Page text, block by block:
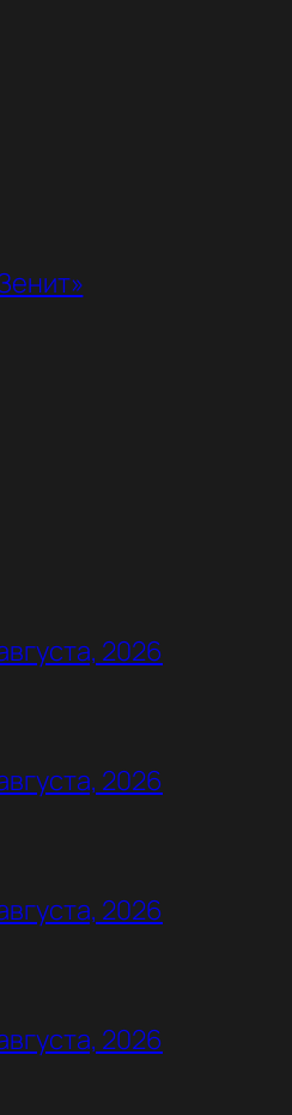
2026
2026
2026
2026